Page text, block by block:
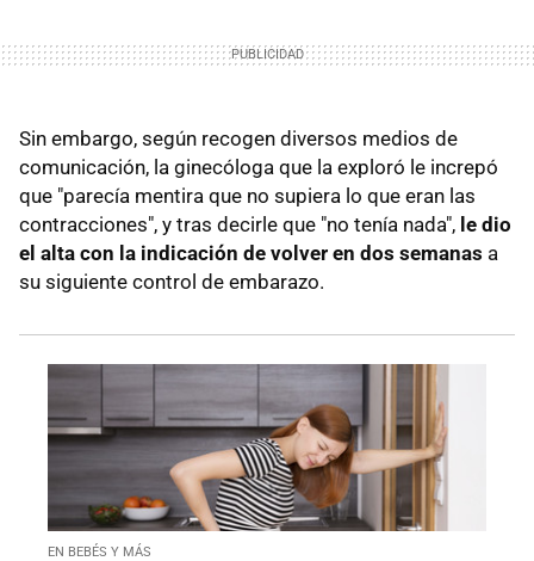
Sin embargo, según recogen diversos medios de
comunicación, la ginecóloga que la exploró le increpó
que "parecía mentira que no supiera lo que eran las
contracciones", y tras decirle que "no tenía nada", le dio
el alta con la indicación de volver en dos semanas a
su siguiente control de embarazo.
EN BEBÉS Y MÁS